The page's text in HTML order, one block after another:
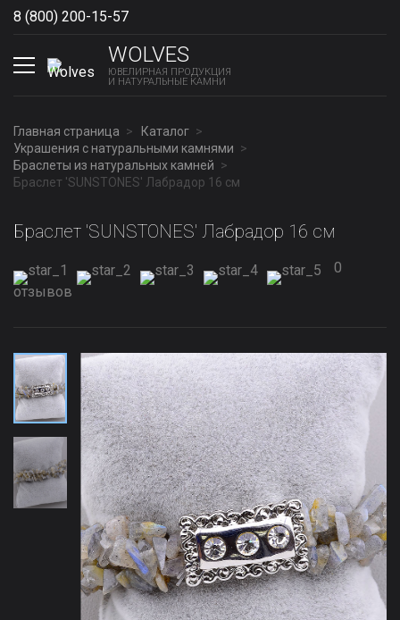
8 (800) 200-15-57
WOLVES
ЮВЕЛИРНАЯ ПРОДУКЦИЯ
И НАТУРАЛЬНЫЕ КАМНИ
Главная страница
Каталог
Украшения с натуральными камнями
Браслеты из натуральных камней
Браслет 'SUNSTONES' Лабрадор 16 см
Браслет 'SUNSTONES' Лабрадор 16 см
0
отзывов